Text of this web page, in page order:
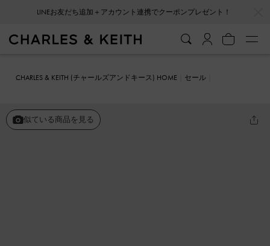
LINEお友だち追加＋アカウント連携でクーポンプレゼント！
CHARLES & KEITH (チャールズアンドキース) HOME
セール
似ている商品を見る